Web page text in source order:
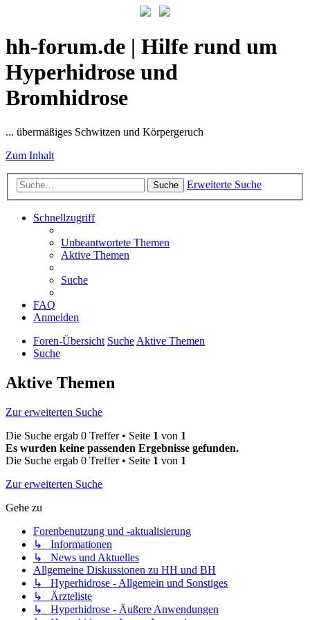
hh-forum.de | Hilfe rund um
Hyperhidrose und
Bromhidrose
... übermäßiges Schwitzen und Körpergeruch
Zum Inhalt
Suche Erweiterte Suche
Schnellzugriff
Unbeantwortete Themen
Aktive Themen
Suche
FAQ
Anmelden
Foren-Übersicht SucheAktive Themen
Suche
Aktive Themen
Zur erweiterten Suche
Die Suche ergab 0 Treffer • Seite 1 von 1
Es wurden keine passenden Ergebnisse gefunden.
Die Suche ergab 0 Treffer • Seite 1 von 1
Zur erweiterten Suche
Gehe zu
Forenbenutzung und -aktualisierung
↳ Informationen
↳ News und Aktuelles
Allgemeine Diskussionen zu HH und BH
↳ Hyperhidrose - Allgemein und Sonstiges
↳ Ärzteliste
↳ Hyperhidrose - Äußere Anwendungen